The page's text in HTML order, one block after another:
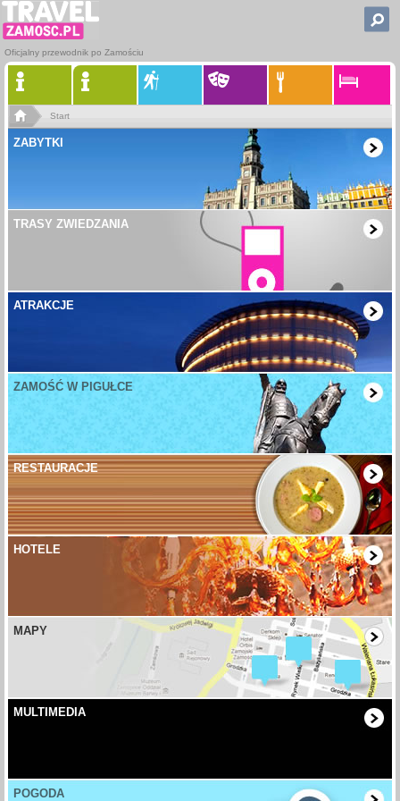
Oficjalny przewodnik po Zamościu
Start
ZABYTKI
TRASY ZWIEDZANIA
ATRAKCJE
ZAMOŚĆ W PIGUŁCE
RESTAURACJE
HOTELE
MAPY
MULTIMEDIA
POGODA